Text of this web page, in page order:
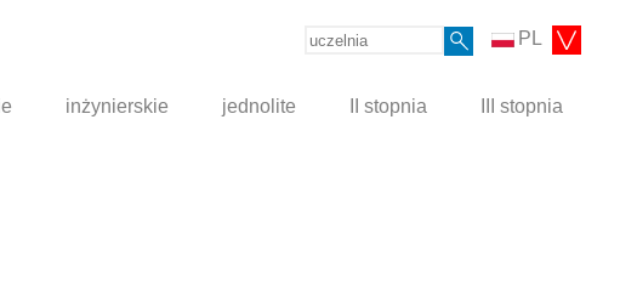
PL
inżynierskie jednolite II stopnia III stopnia